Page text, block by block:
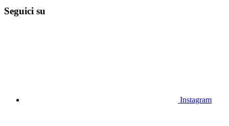
Seguici su
Instagram